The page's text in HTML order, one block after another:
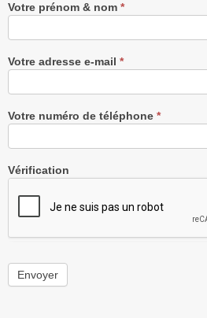
Votre prénom & nom *
Votre adresse e-mail *
Votre numéro de téléphone *
Vérification
Envoyer